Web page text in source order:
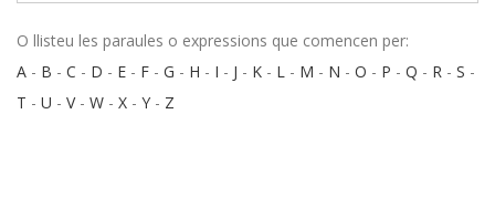
O llisteu les paraules o expressions que comencen per:
A - B - C - D - E - F - G - H - I - J - K - L - M - N - O - P - Q - R - S -
T - U - V- W - X - Y - Z